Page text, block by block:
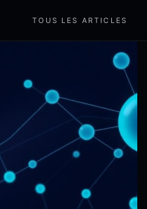
TOUS LES ARTICLES